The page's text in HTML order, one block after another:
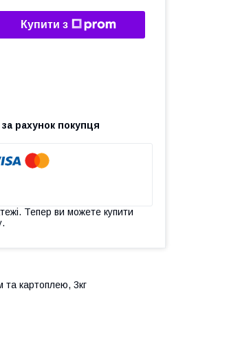
Купити з
за рахунок покупця
Тепер ви можете купити
та картоплею, 3кг